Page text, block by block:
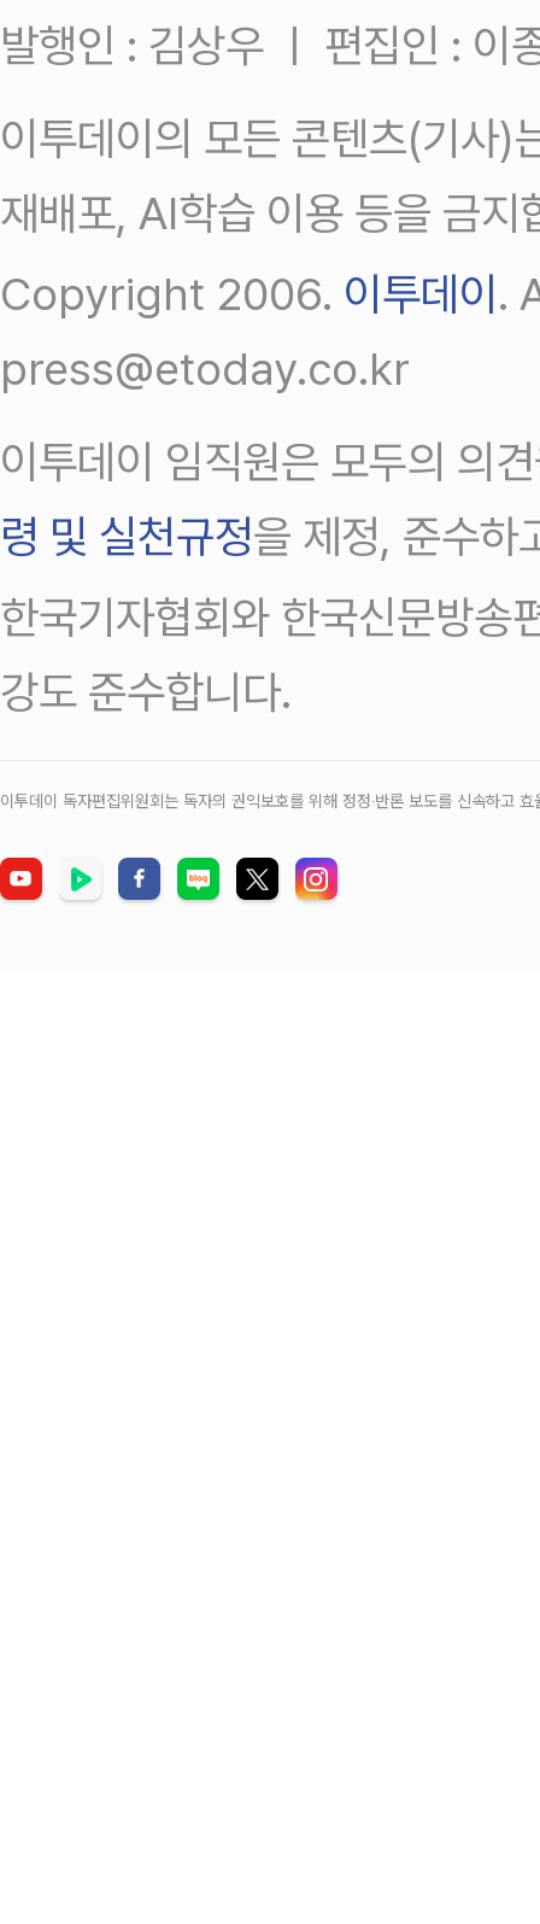
발행인 : 김상우 ㅣ 편집인 : 이
이투데이의 모든 콘텐츠(기사)
재배포, AI학습 이용 등을 금지
Copyright 2006. 이투데이 .
press@etoday.co.kr
이투데이 임직원은 모두의 의
령 및 실천규정을 제정, 준수하
한국기자협회와 한국신문방송
강도 준수합니다.
이투데이 독자편집위원회는 독자의 권익보호를 위해 정정‧반론 보도를 신속하고